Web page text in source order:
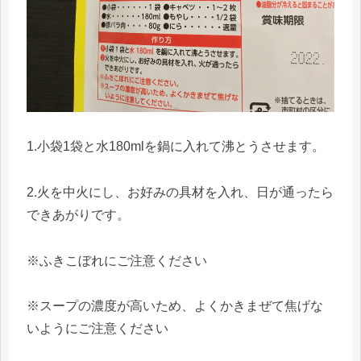
1.小袋1袋と水180mlを鍋に入れて沸とうさせます。
2.火を中火にし、お好みの具材を入れ、日が通ったら
できあがりです。
※ふきこぼれにご注意ください
※スープの濃度が高いため、よくかきまぜて焦げな
いようにご注意ください